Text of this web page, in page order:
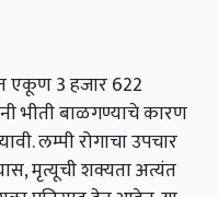
एकूण 3 हजार 622
भीती बाळगण्याचे कारण
लम्पी रोगाचा उपचार
मृत्यूची शक्यता अत्यंत